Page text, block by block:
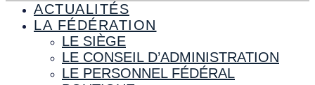
ACTUALITÉS
LA FÉDÉRATION
LE SIÈGE
LE CONSEIL D’ADMINISTRATION
LE PERSONNEL FÉDÉRAL